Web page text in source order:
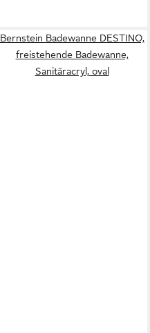
Bernstein Badewanne DESTINO,
freistehende Badewanne,
Sanitäracryl, oval